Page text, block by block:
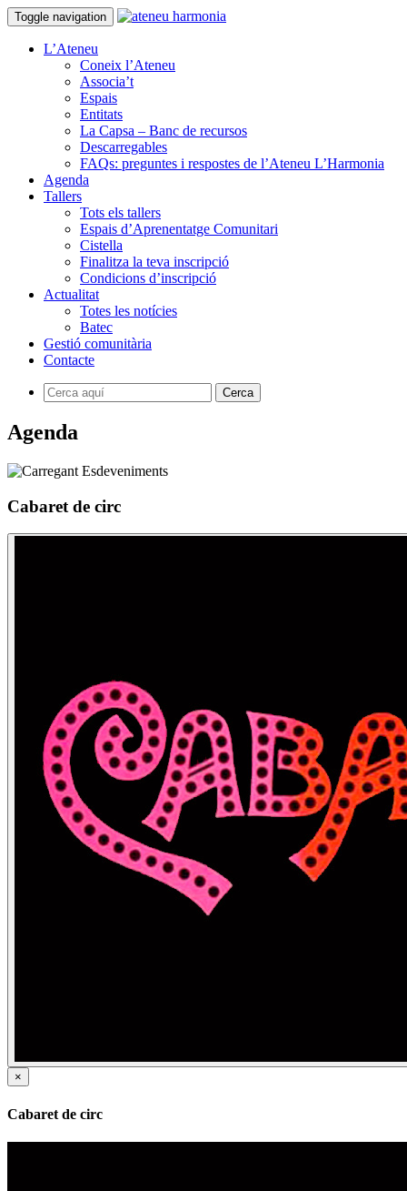
Toggle navigation
L’Ateneu
Coneix l’Ateneu
Associa’t
Espais
Entitats
La Capsa – Banc de recursos
Descarregables
FAQs: preguntes i respostes de l’Ateneu L’Harmonia
Agenda
Tallers
Tots els tallers
Espais d’Aprenentatge Comunitari
Cistella
Finalitza la teva inscripció
Condicions d’inscripció
Actualitat
Totes les notícies
Batec
Gestió comunitària
Contacte
Agenda
Cabaret de circ
×
Cabaret de circ